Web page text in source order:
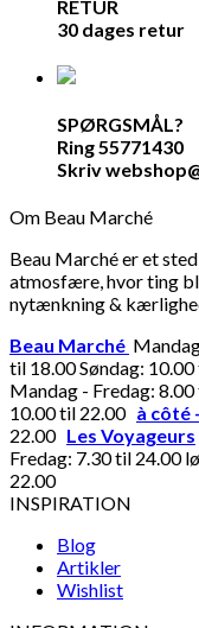
RETUR
30 dages retur
SPØRGSMÅL?
Ring 55771430
Skriv
Om Beau Marché
Beau Marché er et
atmosfære, hvor ting
nytænkning &
Beau Marché
til 18.00 Søndag:
Mandag - Fredag:
10.00 til 22.00 à côté
22.00 Les Voyageurs
Fredag: 7.30 til 24.00
22.00
INSPIRATION
Blog
Artikler
Wishlist